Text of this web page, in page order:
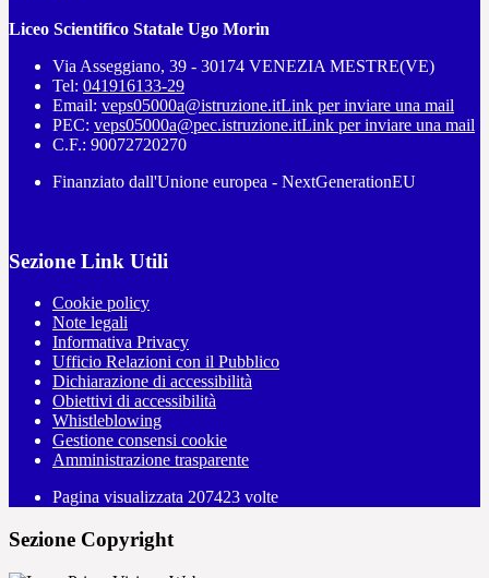
Liceo Scientifico Statale Ugo Morin
Via Asseggiano, 39 - 30174 VENEZIA MESTRE(VE)
Tel: 041916133-29
Email: veps05000a@istruzione.itLink per inviare una mail
PEC: veps05000a@pec.istruzione.itLink per inviare una mail
C.F.: 90072720270
Finanziato dall'Unione europea - NextGenerationEU
Sezione Link Utili
Cookie policy
Note legali
Informativa Privacy
Ufficio Relazioni con il Pubblico
Dichiarazione di accessibilità
Obiettivi di accessibilità
Whistleblowing
Gestione consensi cookie
Amministrazione trasparente
Pagina visualizzata 207423 volte
Sezione Copyright